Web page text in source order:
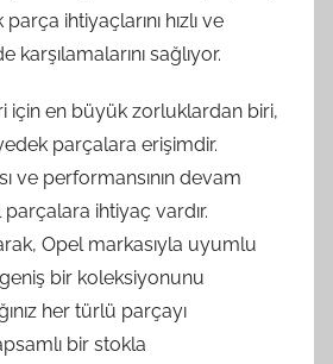
ihtiyaçlarını hızlı ve
sağlıyor.
için en büyük zorluklardan biri,
parçalara erişimdir.
ve performansının devam
ihtiyaç vardır.
Opel markasıyla uyumlu
bir koleksiyonunu
her türlü parçayı
bir stokla